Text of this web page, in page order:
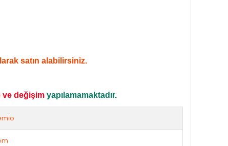
satın alabilirsiniz.
ve değişim yapılamamaktadır.